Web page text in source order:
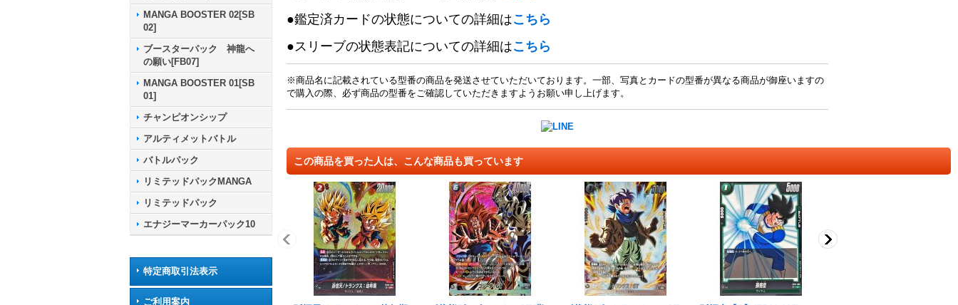
MANGA BOOSTER 02[SB
02]
ブースターパック 神龍へ
の願い[FB07]
MANGA BOOSTER 01[SB
01]
チャンピオンシップ
アルティメットバトル
バトルパック
リミテッドパックMANGA
リミテッドパック
エナジーマーカーパック10
特定商取引法表示
ご利用案内
●鑑定済カードの状態についての詳細はこちら
●スリーブの状態表記についての詳細はこちら
※商品名に記載されている型番の商品を発送させていただいております。一部、写真とカードの型番が異なる商品が御座いますの
で購入の際、必ず商品の型番をご確認していただきますようお願い申し上げます。
この商品を買った人は、こんな商品も買っています